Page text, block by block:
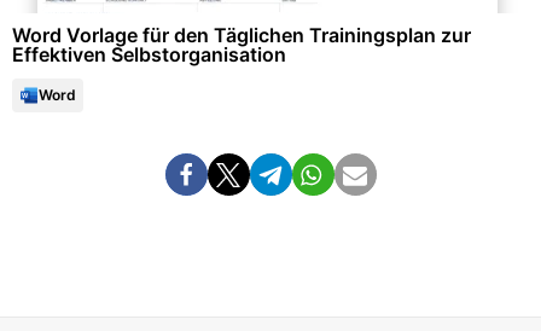
Word Vorlage für den Täglichen Trainingsplan zur
Effektiven Selbstorganisation
Word